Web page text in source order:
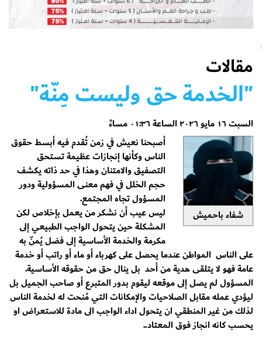
مقالات
"الخدمة حق وليست مِنّة"
السبت ١٦ مايو ٢٠٢٦ الساعة ٠١:٣٦ مساءً
شفاء باحميش
أصبحنا نعيش في زمن تُقدم فيه أبسط حقوق
الناس وكأنها إنجازات عظيمة تستحق
التصفيق والامتنان وهذا في حد ذاته يكشف
حجم الخلل في فهم معنى المسؤولية ودور
المسؤول تجاه المجتمع.
ليس عيب أن نشكر من يعمل بإخلاص لكن
المشكلة حين يتحول الواجب الطبيعي إلى
مكرمة والخدمة الأساسية إلى فضل يُمنّ به
على الناس المواطن عندما يحصل على كهرباء أو ماء أو راتب أو خدمة
عامة فهو لا يتلقى هدية من أحد بل ينال حق من حقوقه الأساسية.
المسؤول لم يصل إلى موقعه ليقوم بدور المتبرع أو صاحب الجميل بل
ليؤدي عمله مقابل الصلاحيات والإمكانات التي مُنحت له لخدمة الناس
لذلك من غير المنطقي ان يتحول اداء الواجب الى مادة للاستعراض او
يحسب كانه انجاز فوق المعتاد..